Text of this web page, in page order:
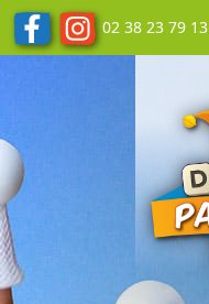
02 38 23 79 13